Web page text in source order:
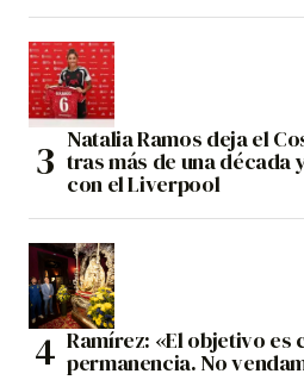
Natalia Ramos deja el
tras más de una década
con el Liverpool
Ramírez: «El objetivo es
permanencia. No